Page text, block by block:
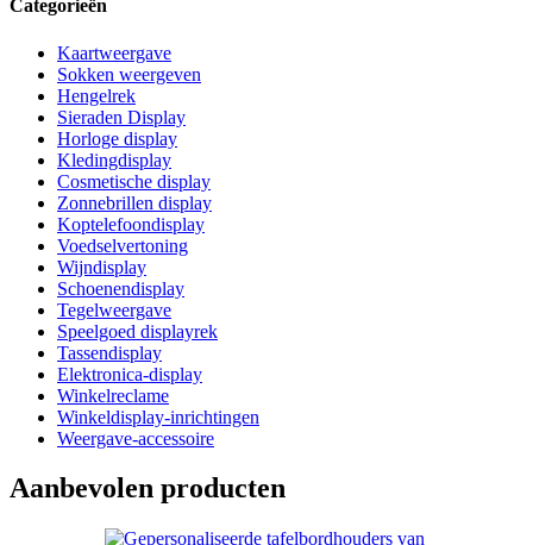
Categorieën
Kaartweergave
Sokken weergeven
Hengelrek
Sieraden Display
Horloge display
Kledingdisplay
Cosmetische display
Zonnebrillen display
Koptelefoondisplay
Voedselvertoning
Wijndisplay
Schoenendisplay
Tegelweergave
Speelgoed displayrek
Tassendisplay
Elektronica-display
Winkelreclame
Winkeldisplay-inrichtingen
Weergave-accessoire
Aanbevolen producten